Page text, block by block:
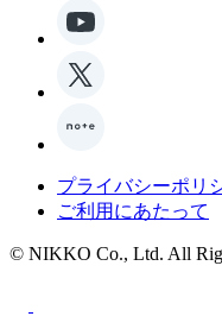
プライバシーポリ
ご利用にあたって
© NIKKO Co., Ltd. All